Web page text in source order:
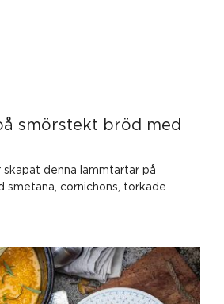
smörstekt bröd med
skapat denna lammtartar på
smetana, cornichons, torkade